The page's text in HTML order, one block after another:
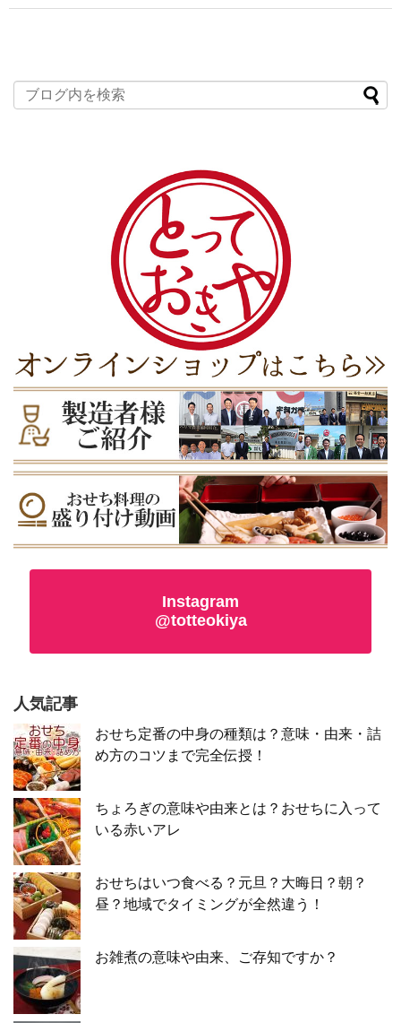
Instagram
@totteokiya
人気記事
おせち定番の中身の種類は？意味・由来・詰
め方のコツまで完全伝授！
ちょろぎの意味や由来とは？おせちに入って
いる赤いアレ
おせちはいつ食べる？元旦？大晦日？朝？
昼？地域でタイミングが全然違う！
お雑煮の意味や由来、ご存知ですか？